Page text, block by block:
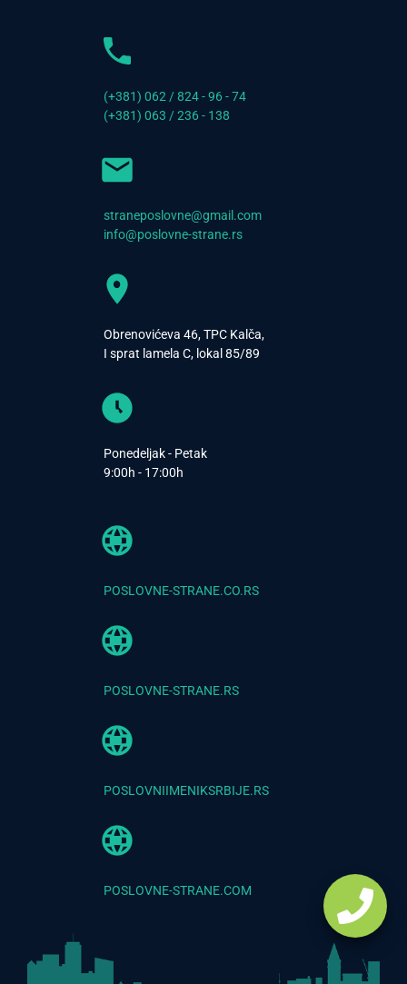
(+381) 062 / 824 - 96 - 74
(+381) 063 / 236 - 138
straneposlovne@gmail.com
info@poslovne-strane.rs
Obrenovićeva 46, TPC Kalča,
I sprat lamela C, lokal 85/89
Ponedeljak - Petak
9:00h - 17:00h
POSLOVNE-STRANE.CO.RS
POSLOVNE-STRANE.RS
POSLOVNIIMENIKSRBIJE.RS
POSLOVNE-STRANE.COM